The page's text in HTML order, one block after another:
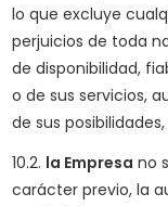
lo que excluye
perjuicios de toda
de disponibilidad,
o de sus servicios,
de sus
10.2. la Empresa no
carácter previo, la